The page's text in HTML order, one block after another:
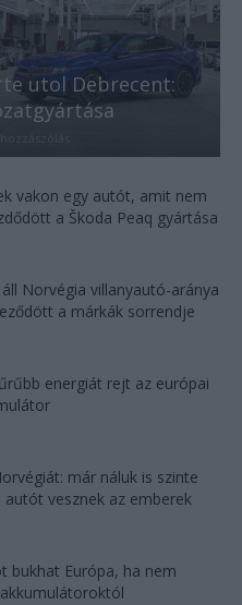
utol Debrecent:
vakon egy autót, amit nem
a Škoda Peaq gyártása
Norvégia villanyautó-aránya
a márkák sorrendje
energiát rejt az európai
már náluk is szinte
vesznek az emberek
bukhat Európa, ha nem